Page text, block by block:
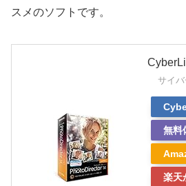
スメのソフトです。
サイ
無料
楽天